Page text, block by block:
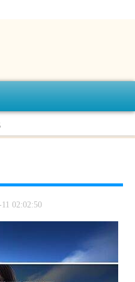
02:02:50